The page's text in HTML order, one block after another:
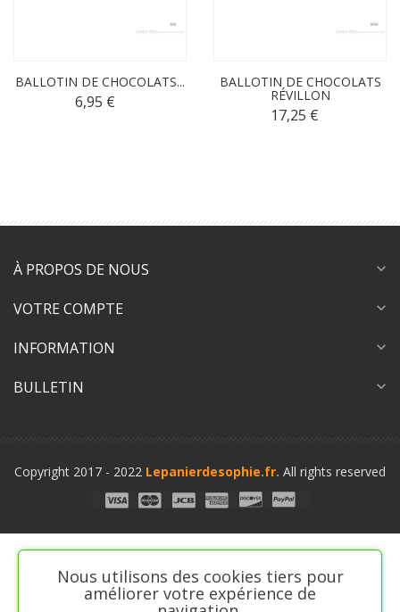
BALLOTIN DE CHOCOLATS...
6,95 €
BALLOTIN DE CHOCOLATS
RÉVILLON
17,25 €
À PROPOS DE NOUS expand_more
VOTRE COMPTE expand_more
INFORMATION expand_more
BULLETIN expand_more
Copyright 2017 - 2022 Lepanierdesophie.fr. All rights reserved
Nous utilisons des cookies tiers pour
améliorer votre expérience de